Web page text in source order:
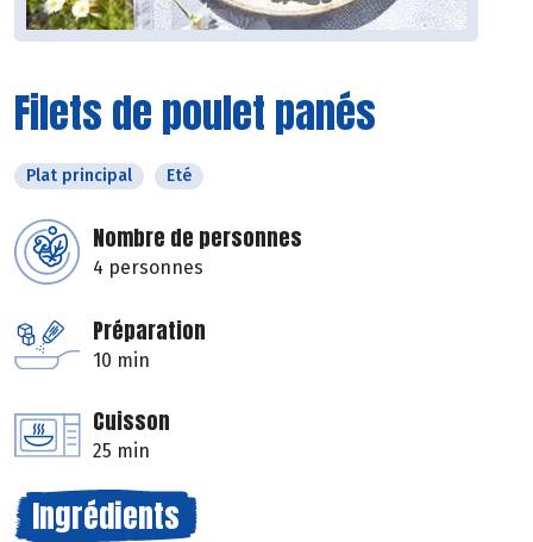
Filets de poulet panés
Plat principal Eté
Nombre de personnes
4 personnes
Préparation
10 min
Cuisson
25 min
Ingrédients